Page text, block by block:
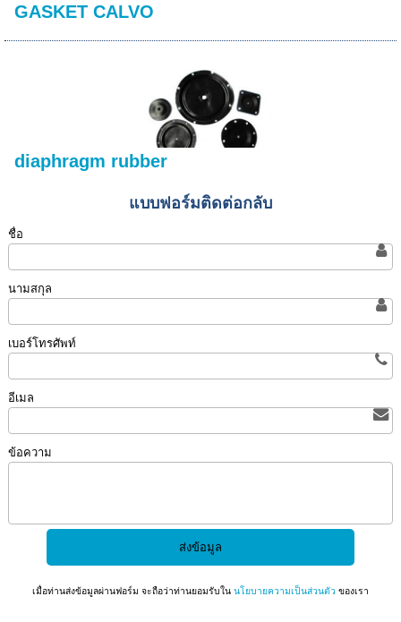
GASKET CALVO
diaphragm rubber
แบบฟอร์มติดต่อกลับ
ชื่อ
นามสกุล
เบอร์โทรศัพท์
อีเมล
ข้อความ
เมื่อท่านส่งข้อมูลผ่านฟอร์ม จะถือว่าท่านยอมรับในนโยบายความเป็นส่วนตัว ของเรา